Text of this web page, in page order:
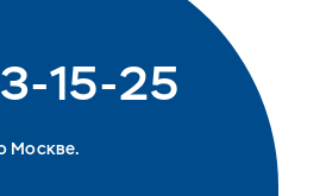
15-25
Москве.